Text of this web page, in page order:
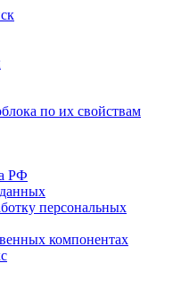
по их свойствам
РФ
персональных
компонентах